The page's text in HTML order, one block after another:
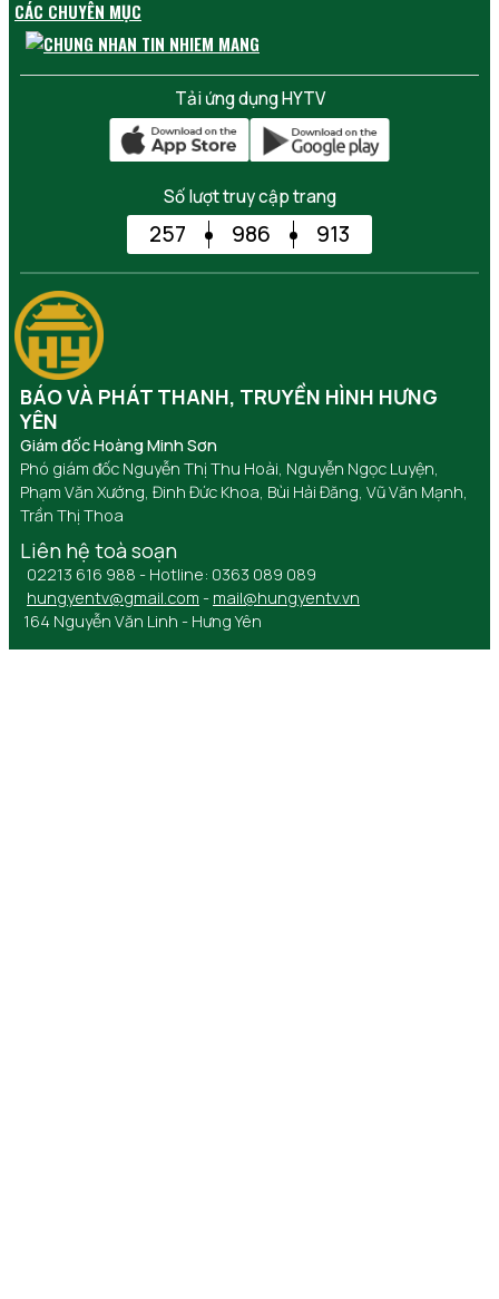
CÁC CHUYÊN MỤC
Tải ứng dụng HYTV
Số lượt truy cập trang
257 986 913
BÁO VÀ PHÁT THANH, TRUYỀN HÌNH HƯNG
YÊN
Giám đốc Hoàng Minh Sơn
Phó giám đốc Nguyễn Thị Thu Hoài, Nguyễn Ngọc Luyện,
Phạm Văn Xướng, Đinh Đức Khoa, Bùi Hải Đăng, Vũ Văn Mạnh,
Trần Thị Thoa
Liên hệ toà soạn
02213 616 988 - Hotline: 0363 089 089
hungyentv@gmail.com - mail@hungyentv.vn
164 Nguyễn Văn Linh - Hưng Yên